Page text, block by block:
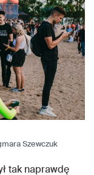
Szewczuk
tak naprawdę